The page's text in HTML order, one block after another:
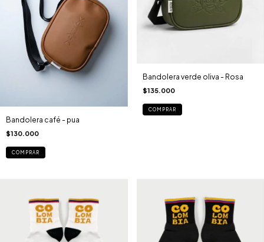
Bandolera café - pua
$130.000
COMPRAR
Bandolera verde oliva - Rosa
$135.000
COMPRAR